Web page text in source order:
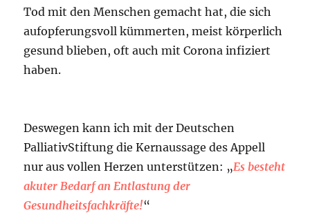
Tod mit den Menschen gemacht hat, die sich
aufopferungsvoll kümmerten, meist körperlich
gesund blieben, oft auch mit Corona infiziert
haben.
Deswegen kann ich mit der Deutschen
PalliativStiftung die Kernaussage des Appell
nur aus vollen Herzen unterstützen: „Es besteht
akuter Bedarf an Entlastung der
Gesundheitsfachkräfte!“